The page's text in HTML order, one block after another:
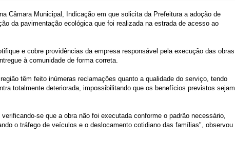
Câmara Municipal , Indicação em que solicita da Prefeituraa adoção de
da pavimentação ecológicaque foi realizada na estrada de acesso ao
e cobre providências daempresa responsável pela execução das obras
à comunidade de forma correta.
têm feito inúmeras reclamações quanto a qualidade do serviço, tendo
totalmente deteriorada, impossibilitando que os benefícios previstos sejam
se que a obra não foi executada conforme o padrão necessário,
o tráfego de veículos e o deslocamento cotidiano das famílias", observou